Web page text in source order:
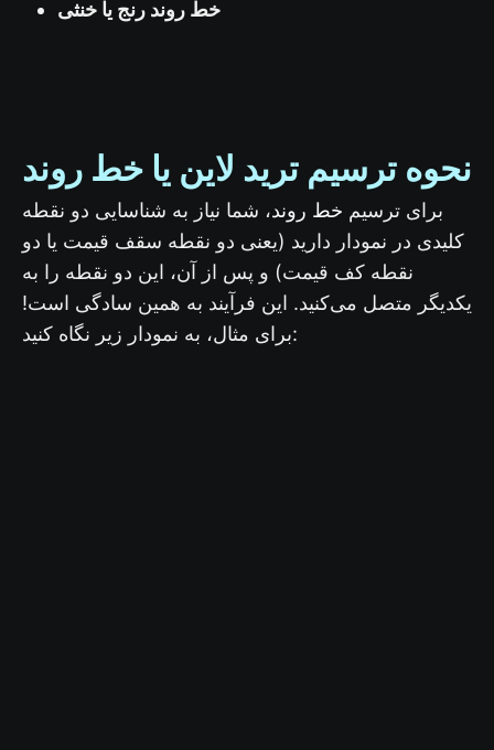
خط روند رنج یا خنثی
نحوه ترسیم ترید لاین یا خط روند
برای ترسیم خط روند، شما نیاز به شناسایی دو نقطه
کلیدی در نمودار دارید (یعنی دو نقطه سقف قیمت یا دو
نقطه کف قیمت) و پس از آن، این دو نقطه را به
یکدیگر متصل می‌کنید. این فرآیند به همین سادگی است!
برای مثال، به نمودار زیر نگاه کنید: